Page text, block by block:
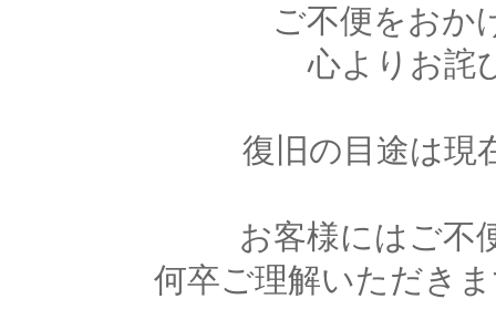
ご不便をおか
心よりお詫
復旧の目途は現
お客様にはご不
何卒ご理解いただき